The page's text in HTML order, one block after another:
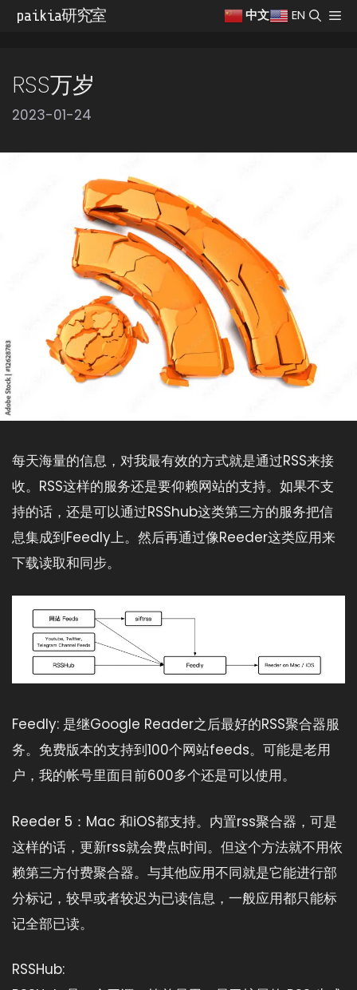
paikia研究室
菜
中文 EN
RSS万岁
2023-01-24
每天海量的信息，对我最有效的方式就是通过RSS来接
收。RSS这样的服务还是要仰赖网站的支持。如果不支
持的话，还是可以通过RSShub这类第三方的服务把信
息集成到Feedly上。然后再通过像Reeder这类应用来
下载读取和同步。
Feedly: 是继Google Reader之后最好的RSS聚合器服
务。免费版本的支持到100个网站feeds。可能是老用
户，我的帐号里面目前600多个还是可以使用。
Reeder 5：Mac 和iOS都支持。内置rss聚合器，可是
这样的话，更新rss就会费点时间。但这个方法就不用依
赖第三方付费聚合器。与其他应用不同就是它能进行部
分标记，较早或者较迟为已读信息，一般应用都只能标
记全部已读。
RSSHub: